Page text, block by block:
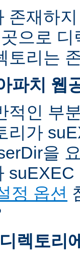
존재하
으로
토리는
파치 웹
적인 부
리가
을
정 옵션
렉토리